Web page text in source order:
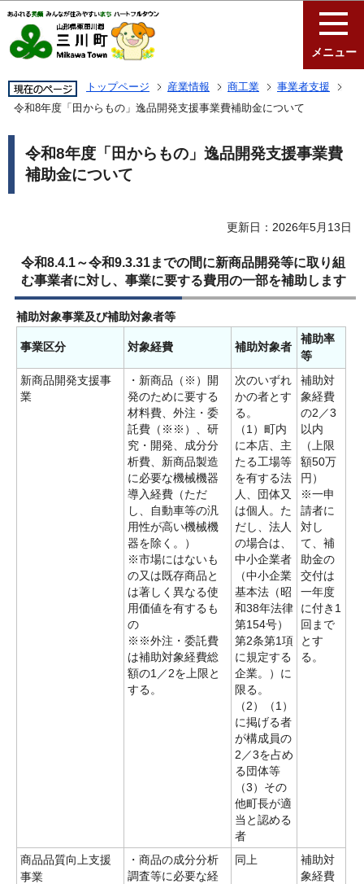
メニュー
トップページ 産業情報 商工業
事業者支援
令和8年度「田からもの」逸品開発支援事業費補助金について
令和8年度「田からもの」逸品開発支援事業費
補助金について
更新日：2026年5月13日
令和8.4.1～令和9.3.31までの間に新商品開発等に取り組
む事業者に対し、事業に要する費用の一部を補助します
補助対象事業及び補助対象者等
事業区分 対象経費 補助対象者
補助率
等
新商品開発支援事
業
・新商品（※）開
発のために要する
材料費、外注・委
託費（※※）、研
究・開発、成分分
析費、新商品製造
に必要な機械機器
導入経費（ただ
し、自動車等の汎
用性が高い機械機
器を除く。）
※市場にはないも
の又は既存商品と
は著しく異なる使
用価値を有するも
の
※※外注・委託費
は補助対象経費総
額の1／2を上限と
する。
次のいずれ
かの者とす
る。
（1）町内
に本店、主
たる工場等
を有する法
人、団体又
は個人。た
だし、法人
の場合は、
中小企業者
（中小企業
基本法（昭
和38年法律
第154号）
第2条第1項
に規定する
企業。）に
限る。
（2）（1）
に掲げる者
が構成員の
2／3を占め
る団体等
（3）その
他町長が適
当と認める
者
補助対
象経費
の2／3
以内
（上限
額50万
円）
※一申
請者に
対し
て、補
助金の
交付は
一年度
に付き1
回まで
とす
る。
商品品質向上支援
事業
・商品の成分分析
調査等に必要な経
同上
補助対
象経費